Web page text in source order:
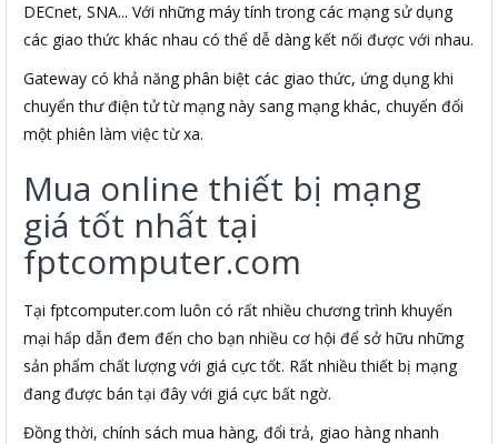
DECnet, SNA... Với những máy tính trong các mạng sử dụng
các giao thức khác nhau có thể dễ dàng kết nối được với nhau.
Gateway có khả năng phân biệt các giao thức, ứng dụng khi
chuyển thư điện tử từ mạng này sang mạng khác, chuyển đổi
một phiên làm việc từ xa.
Mua online thiết bị mạng
giá tốt nhất tại
fptcomputer.com
Tại fptcomputer.com luôn có rất nhiều chương trình khuyến
mại hấp dẫn đem đến cho bạn nhiều cơ hội để sở hữu những
sản phẩm chất lượng với giá cực tốt. Rất nhiều thiết bị mạng
đang được bán tại đây với giá cực bất ngờ.
Đồng thời, chính sách mua hàng, đổi trả, giao hàng nhanh